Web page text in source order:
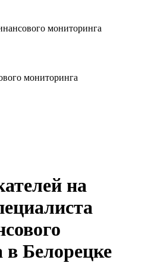
мониторинга
мониторинга
на
Белорецке